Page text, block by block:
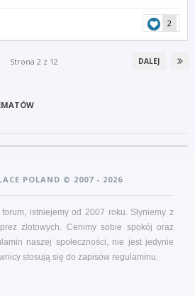
2
DALEJ
Strona 2 z 12
POLAND © 2007 - 2026
istniejemy od 2007 roku. Słyniemy z
zlotowych. Cenimy sobie spokój oraz
naszej społeczności, nie jest jedynie
stosują się do zapisów regulaminu.